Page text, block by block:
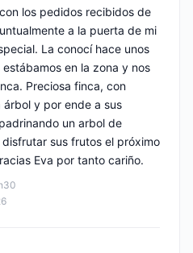
los pedidos recibidos de
a la puerta de mi
La conocí hace unos
en la zona y nos
Preciosa finca, con
y por ende a sus
un arbol de
sus frutos el próximo
Eva por tanto cariño.